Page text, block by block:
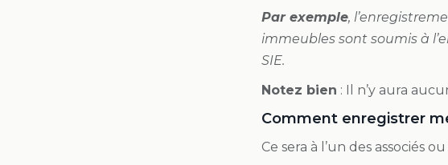
Par exemple,
immeubles sont soumis à
SIE.
Notez bien : Il n’y aura
Comment enregistrer
Ce sera à l’un des associés